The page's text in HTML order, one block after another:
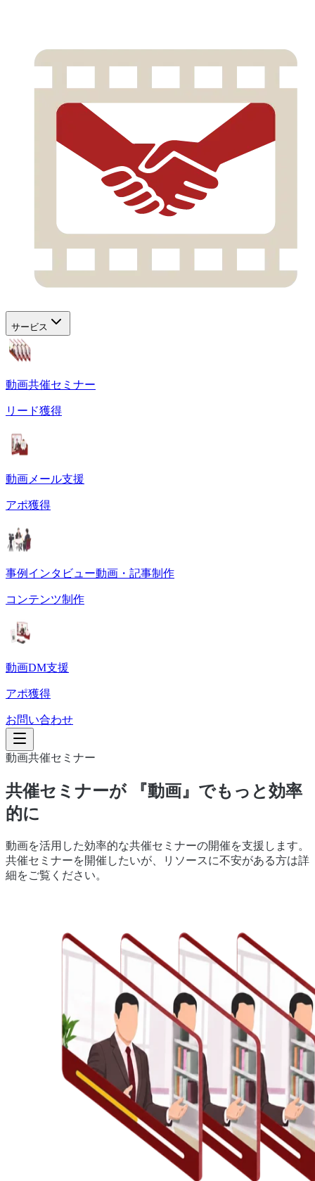
サービス
動画共催セミナー
リード獲得
動画メール支援
アポ獲得
事例インタビュー動画・記事制作
コンテンツ制作
動画DM支援
アポ獲得
お問い合わせ
動画共催セミナー
共催セミナーが 『動画』でもっと効率
的に
動画を活用した効率的な共催セミナーの開催を支援します。
共催セミナーを開催したいが、リソースに不安がある方は詳
細をご覧ください。